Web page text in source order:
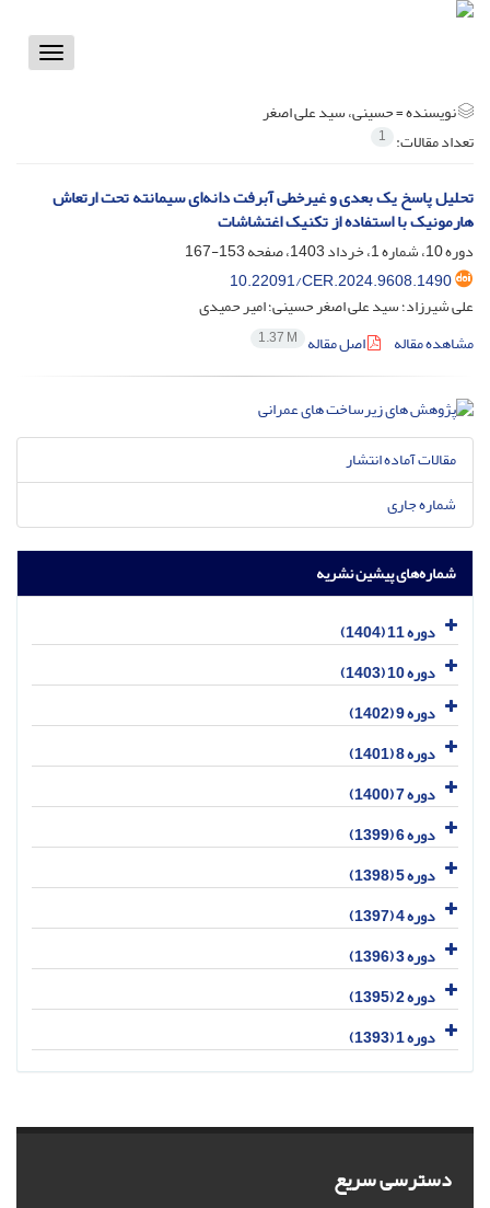
Toggle
نویسنده =حسینی، سید علی اصغر
تعداد مقالات: 1
تحلیل پاسخ یک بعدی و غیرخطی آبرفت دانه‌ای سیمانته تحت ارتعاش
هارمونیک با استفاده از تکنیک اغتشاشات
دوره 10، شماره 1، خرداد 1403، صفحه
153-167
10.22091/CER.2024.9608.1490
علی شیرزاد؛ سید علی اصغر حسینی؛ امیر حمیدی
مشاهده مقاله
اصل مقاله 1.37 M
مقالات آماده انتشار
شماره جاری
شماره‌های پیشین نشریه
دوره 11 (1404)
دوره 10 (1403)
دوره 9 (1402)
دوره 8 (1401)
دوره 7 (1400)
دوره 6 (1399)
دوره 5 (1398)
دوره 4 (1397)
دوره 3 (1396)
دوره 2 (1395)
دوره 1 (1393)
دسترسی سریع